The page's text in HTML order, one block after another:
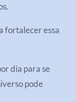
fortalecer essa
dia para se
pode